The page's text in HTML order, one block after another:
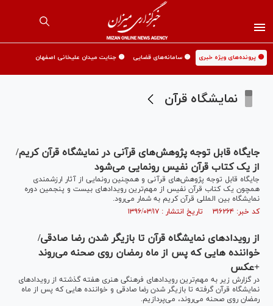
🟡 پرونده‌های ویژه خبری 🟡 سامانه‌های قضایی 🟡 جنایت میدان علیخانی اصفهان
نمایشگاه قرآن
جایگاه قابل توجه پژوهش‌های قرآنی در نمایشگاه قرآن کریم/
از یک کتاب قرآن نفیس رونمایی می‌شود
جایگاه قابل توجه پژوهش‌های قرآنی و همچنین رونمایی از آثار ارزشمندی
همچون یک کتاب قرآن نفیس از مهم‌ترین رویدادهای بیست و پنجمین دوره
نمایشگاه بین المللی قرآن کریم به شمار می‌رود.
کد خبر: ۳۱۶۲۶۴ تاریخ انتشار : ۱۳۹۶/۰۳/۱۷
از رویدادهای نمایشگاه قرآن تا بازیگر شدن رضا صادقی/
خواننده هایی که پس از ماه رمضان روی صحنه می‌روند
+عکس
در گزارش زیر به مهم‌ترین رویدادهای فرهنگی هنری هفته گذشته از رویدادهای
نمایشگاه قرآن گرفته تا بازیگر شدن رضا صادقی و خواننده هایی که پس از ماه
رمضان روی صحنه می‌روند، می‌پردازیم.